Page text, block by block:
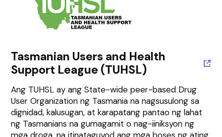
Tasmanian Users and Health
Support League (TUHSL)
Ang TUHSL ay ang State-wide peer-based Drug
User Organization ng Tasmania na nagsusulong sa
dignidad, kalusugan, at karapatang pantao ng lahat
ng Tasmanians na gumagamit o nag-iiniksyon ng